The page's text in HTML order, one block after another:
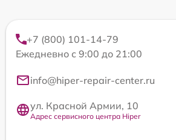
+7 (800) 101-14-79
Ежедневно с 9:00 до 21:00
info@hiper-repair-center.ru
ул. Красной Армии, 10
Адрес сервисного центра Hiper